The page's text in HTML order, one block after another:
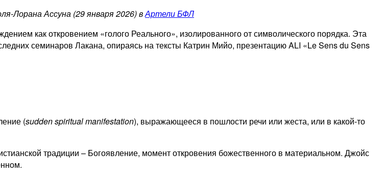
Лорана Ассуна (29 января 2026) вАртели БФЛ
как откровением «голого Реального», изолированного от символического порядка. Эта
семинаров Лакана, опираясь на тексты Катрин Мийо, презентацию ALI «Le Sens du Sens
(suddenspiritualmanifestation), выражающееся в пошлости речи или жеста, или в какой-то
традиции – Богоявление, момент откровения божественного в материальном. Джойс